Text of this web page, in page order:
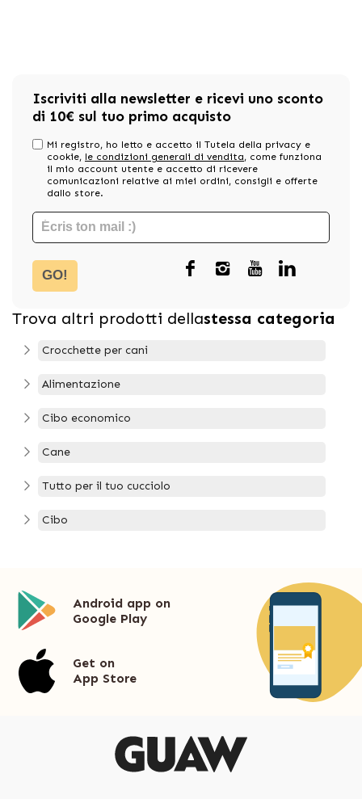
Iscriviti alla newsletter e ricevi uno sconto
di 10€ sul tuo primo acquisto
Mi registro, ho letto e accetto il Tutela della privacy e
cookie, le condizioni generali di vendita, come funziona
il mio account utente e accetto di ricevere
comunicazioni relative ai miei ordini, consigli e offerte
dallo store.
GO!
Trova altri prodotti dellastessa categoria
Crocchette per cani
Alimentazione
Cibo economico
Cane
Tutto per il tuo cucciolo
Cibo
Android app on
Google Play
Get on
App Store